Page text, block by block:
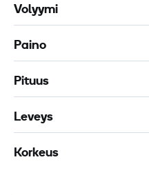
Volyymi
Paino
Pituus
Leveys
Korkeus